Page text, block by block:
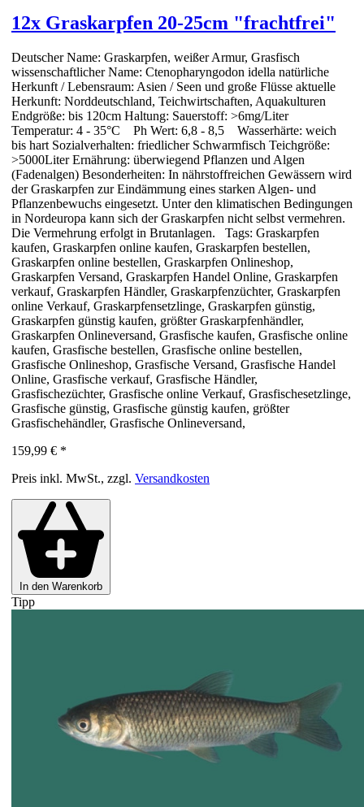
12x Graskarpfen 20-25cm "frachtfrei"
Deutscher Name: Graskarpfen, weißer Armur, Grasfisch
wissenschaftlicher Name: Ctenopharyngodon idella natürliche
Herkunft / Lebensraum: Asien / Seen und große Flüsse aktuelle
Herkunft: Norddeutschland, Teichwirtschaften, Aquakulturen
Endgröße: bis 120cm Haltung: Sauerstoff: >6mg/Liter
Temperatur: 4 - 35°C Ph Wert: 6,8 - 8,5 Wasserhärte: weich
bis hart Sozialverhalten: friedlicher Schwarmfisch Teichgröße:
>5000Liter Ernährung: überwiegend Pflanzen und Algen
(Fadenalgen) Besonderheiten: In nährstoffreichen Gewässern wird
der Graskarpfen zur Eindämmung eines starken Algen- und
Pflanzenbewuchs eingesetzt. Unter den klimatischen Bedingungen
in Nordeuropa kann sich der Graskarpfen nicht selbst vermehren.
Die Vermehrung erfolgt in Brutanlagen. Tags: Graskarpfen
kaufen, Graskarpfen online kaufen, Graskarpfen bestellen,
Graskarpfen online bestellen, Graskarpfen Onlineshop,
Graskarpfen Versand, Graskarpfen Handel Online, Graskarpfen
verkauf, Graskarpfen Händler, Graskarpfenzüchter, Graskarpfen
online Verkauf, Graskarpfensetzlinge, Graskarpfen günstig,
Graskarpfen günstig kaufen, größter Graskarpfenhändler,
Graskarpfen Onlineversand, Grasfische kaufen, Grasfische online
kaufen, Grasfische bestellen, Grasfische online bestellen,
Grasfische Onlineshop, Grasfische Versand, Grasfische Handel
Online, Grasfische verkauf, Grasfische Händler,
Grasfischezüchter, Grasfische online Verkauf, Grasfischesetzlinge,
Grasfische günstig, Grasfische günstig kaufen, größter
Grasfischehändler, Grasfische Onlineversand,
159,99 € *
Preis inkl. MwSt., zzgl. Versandkosten
In den Warenkorb
Tipp